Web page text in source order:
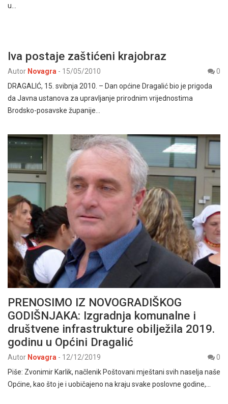
u…
Iva postaje zaštićeni krajobraz
Autor Novagra - 15/05/2010
0
DRAGALIĆ, 15. svibnja 2010. – Dan općine Dragalić bio je prigoda
da Javna ustanova za upravljanje prirodnim vrijednostima
Brodsko-posavske županije…
PRENOSIMO IZ NOVOGRADIŠKOG
GODIŠNJAKA: Izgradnja komunalne i
društvene infrastrukture obilježila 2019.
godinu u Općini Dragalić
Autor Novagra - 12/12/2019
0
Piše: Zvonimir Karlik, načlenik Poštovani mještani svih naselja naše
Općine, kao što je i uobičajeno na kraju svake poslovne godine,…